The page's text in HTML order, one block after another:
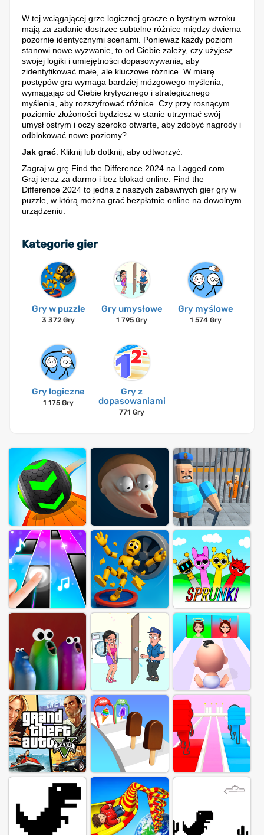
W tej wciągającej grze logicznej gracze o bystrym wzroku
mają za zadanie dostrzec subtelne różnice między dwiema
pozornie identycznymi scenami. Ponieważ każdy poziom
stanowi nowe wyzwanie, to od Ciebie zależy, czy użyjesz
swojej logiki i umiejętności dopasowywania, aby
zidentyfikować małe, ale kluczowe różnice. W miarę
postępów gra wymaga bardziej mózgowego myślenia,
wymagając od Ciebie krytycznego i strategicznego
myślenia, aby rozszyfrować różnice. Czy przy rosnącym
poziomie złożoności będziesz w stanie utrzymać swój
umysł ostrym i oczy szeroko otwarte, aby zdobyć nagrody i
odblokować nowe poziomy?
Jak grać: Kliknij lub dotknij, aby odtworzyć.
Zagraj w grę Find the Difference 2024 na Lagged.com.
Graj teraz za darmo i bez blokad online. Find the
Difference 2024 to jedna z naszych zabawnych gier gry w
puzzle, w którą można grać bezpłatnie online na dowolnym
urządzeniu.
Kategorie gier
Gry w puzzle
3 372 Gry
Gry umysłowe
1 795 Gry
Gry myślowe
1 574 Gry
Gry logiczne
1 175 Gry
Gry z
dopasowaniami
771 Gry